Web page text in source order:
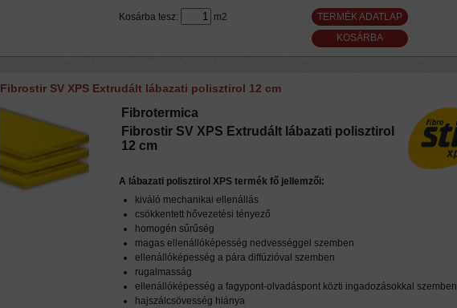
Kosárba tesz: m2 TERMÉK ADATLAP
Fibrostir SV XPS Extrudált lábazati polisztirol 12 cm
Fibrotermica
Fibrostir SV XPS Extrudált lábazati polisztirol
12 cm
A lábazati polisztirol XPS termék fő jellemzői:
kiváló mechanikai ellenállás
csökkentett hővezetési tényező
homogén sűrűség
magas ellenállóképesség nedvességgel szemben
ellenállóképesség a pára diffúzióval szemben
rugalmasság
ellenállóképesség a fagypont-olvadáspont közti ingadozásokkal szemben
hajszálcsövesség hiánya